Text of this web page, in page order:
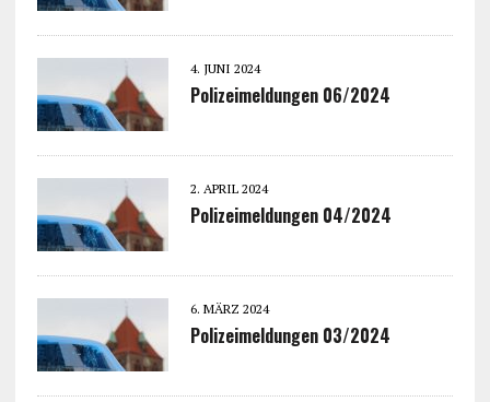
4. JUNI 2024
Polizeimeldungen 06/2024
2. APRIL 2024
Polizeimeldungen 04/2024
6. MÄRZ 2024
Polizeimeldungen 03/2024